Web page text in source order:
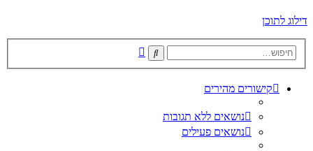
דילוג לתוכן
חיפוש
קישורים מהירים
נושאים ללא תגובות
נושאים פעילים